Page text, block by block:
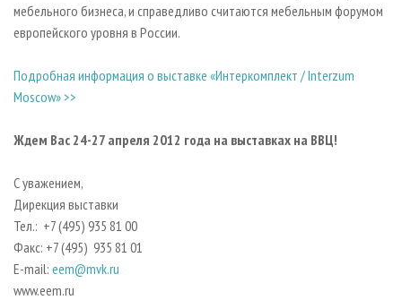
мебельного бизнеса, и справедливо считаются мебельным форумом
европейского уровня в России.
Подробная информация о выставке «Интеркомплект / Interzum
Moscow» >>
Ждем Вас 24-27 апреля 2012 года на выставках на ВВЦ!
С уважением,
Дирекция выставки
Тел.: +7 (495) 935 81 00
Факс: +7 (495) 935 81 01
E-mail: eem@mvk.ru
www.eem.ru